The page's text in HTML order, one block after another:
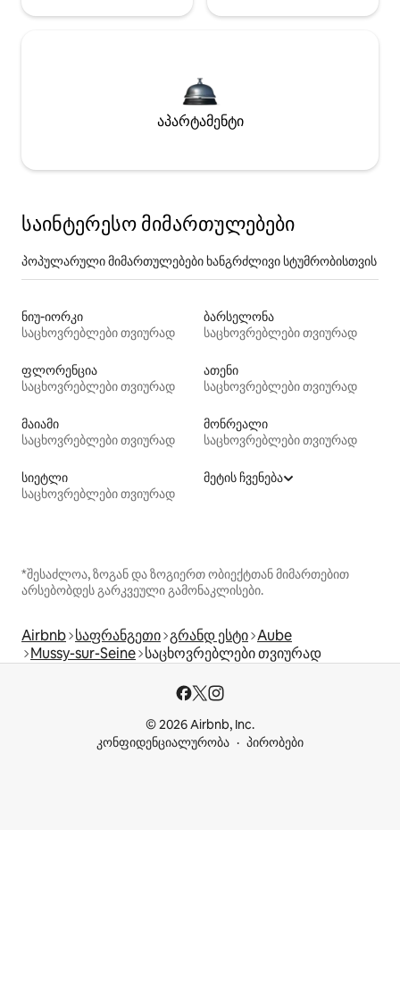
აპარტამენტი
საინტერესო მიმართულებები
პოპულარული მიმართულებები ხანგრძლივი სტუმრობისთვის
ნიუ-იორკი
საცხოვრებლები თვიურად
ბარსელონა
საცხოვრებლები თვიურად
ფლორენცია
საცხოვრებლები თვიურად
ათენი
საცხოვრებლები თვიურად
მაიამი
საცხოვრებლები თვიურად
მონრეალი
საცხოვრებლები თვიურად
სიეტლი
საცხოვრებლები თვიურად
მეტის ჩვენება
*შესაძლოა, ზოგან და ზოგიერთ ობიექტთან მიმართებით
არსებობდეს გარკვეული გამონაკლისები.
Airbnb საფრანგეთი გრანდ ესტი Aube
Mussy-sur-Seine საცხოვრებლები თვიურად
© 2026 Airbnb, Inc.
კონფიდენციალურობა
პირობები